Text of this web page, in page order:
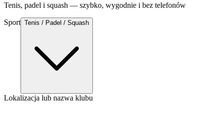
Tenis, padel i squash — szybko, wygodnie i bez telefonów
Sport Tenis / Padel / Squash
Lokalizacja lub nazwa klubu